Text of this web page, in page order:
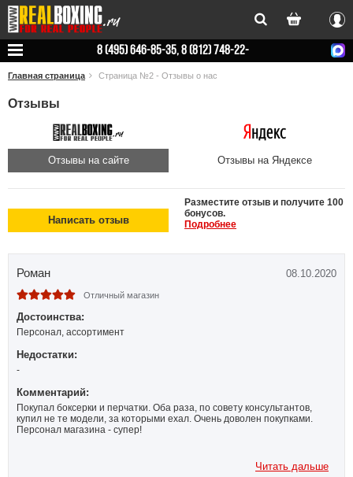
Вход
8 (495) 646-85-35, 8 (812) 748-22-
Главная страница Страница №2 - Отзывы о нас
Отзывы
Отзывы на сайте Отзывы на Яндексе
Написать отзыв
Разместите отзыв и получите 100
бонусов.
Подробнее
Роман 08.10.2020
Отличный магазин
Достоинства:
Персонал, ассортимент
Недостатки:
-
Комментарий:
Покупал боксерки и перчатки. Оба раза, по совету консультантов,
купил не те модели, за которыми ехал. Очень доволен покупками.
Персонал магазина - супер!
Читать дальше